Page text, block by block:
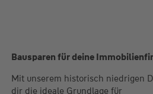
Bausparen für deine
Mit unserem historisch niedrigen
dir die ideale Grundlage für